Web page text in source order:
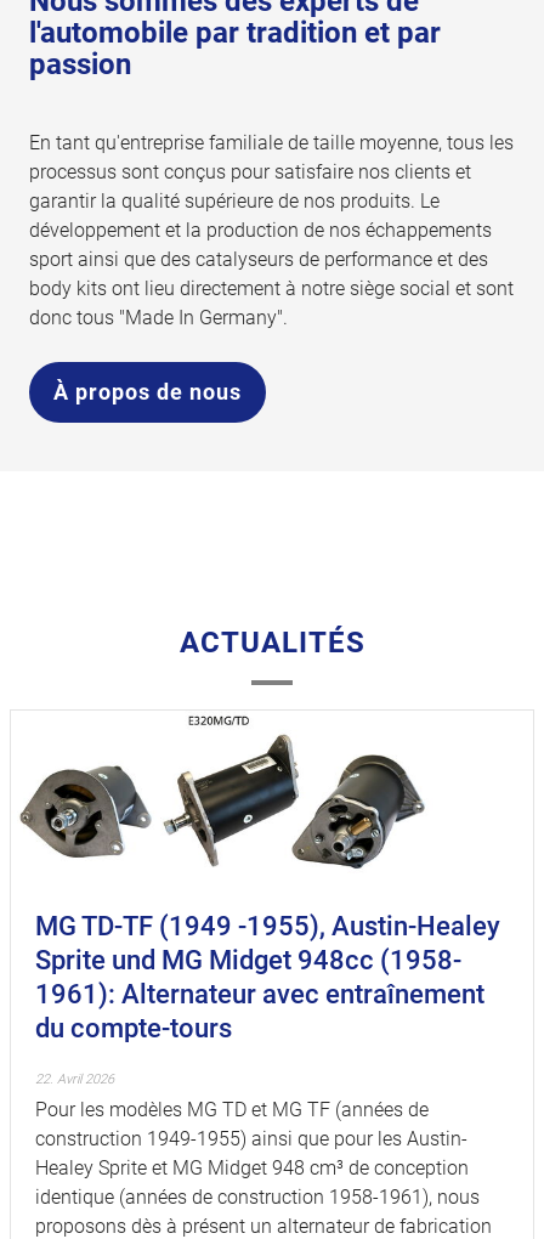
l'automobile par tradition et par
passion
En tant qu'entreprise familiale de taille moyenne, tous les
processus sont conçus pour satisfaire nos clients et
garantir la qualité supérieure de nos produits. Le
développement et la production de nos échappements
sport ainsi que des catalyseurs de performance et des
body kits ont lieu directement à notre siège social et sont
donc tous "Made In Germany".
À propos de nous
ACTUALITÉS
MG TD-TF (1949 -1955), Austin-Healey
Sprite und MG Midget 948cc (1958-
1961): Alternateur avec entraînement
du compte-tours
22. Avril 2026
Pour les modèles MG TD et MG TF (années de
construction 1949-1955) ainsi que pour les Austin-
Healey Sprite et MG Midget 948 cm³ de conception
identique (années de construction 1958-1961), nous
proposons dès à présent un alternateur de fabrication